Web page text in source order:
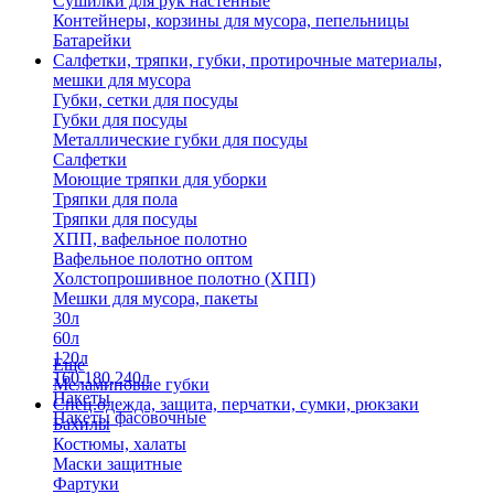
Контейнеры, корзины для мусора, пепельницы
Батарейки
Салфетки, тряпки, губки, протирочные материалы,
мешки для мусора
Губки, сетки для посуды
Губки для посуды
Металлические губки для посуды
Салфетки
Моющие тряпки для уборки
Тряпки для пола
Тряпки для посуды
ХПП, вафельное полотно
Вафельное полотно оптом
Холстопрошивное полотно (ХПП)
Мешки для мусора, пакеты
30л
60л
120л
160,180,240л
Пакеты
Пакеты фасовочные
Еще
Меламиновые губки
Спец.одежда, защита, перчатки, сумки, рюкзаки
Бахилы
Костюмы, халаты
Маски защитные
Фартуки